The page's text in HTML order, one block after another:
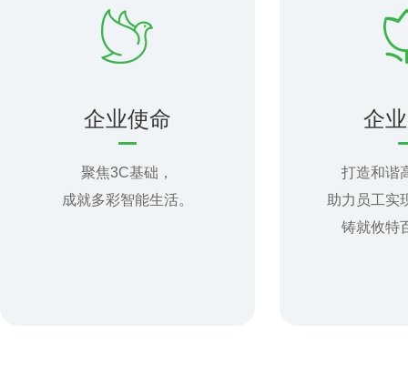
企业使命
聚焦3C基础，
成就多彩智能生活。
企
打造和谐
助力员工实
铸就攸特